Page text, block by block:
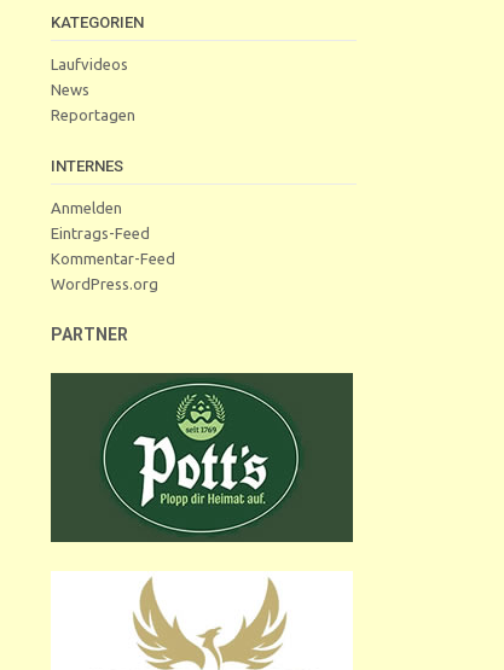
KATEGORIEN
Laufvideos
News
Reportagen
INTERNES
Anmelden
Eintrags-Feed
Kommentar-Feed
WordPress.org
PARTNER